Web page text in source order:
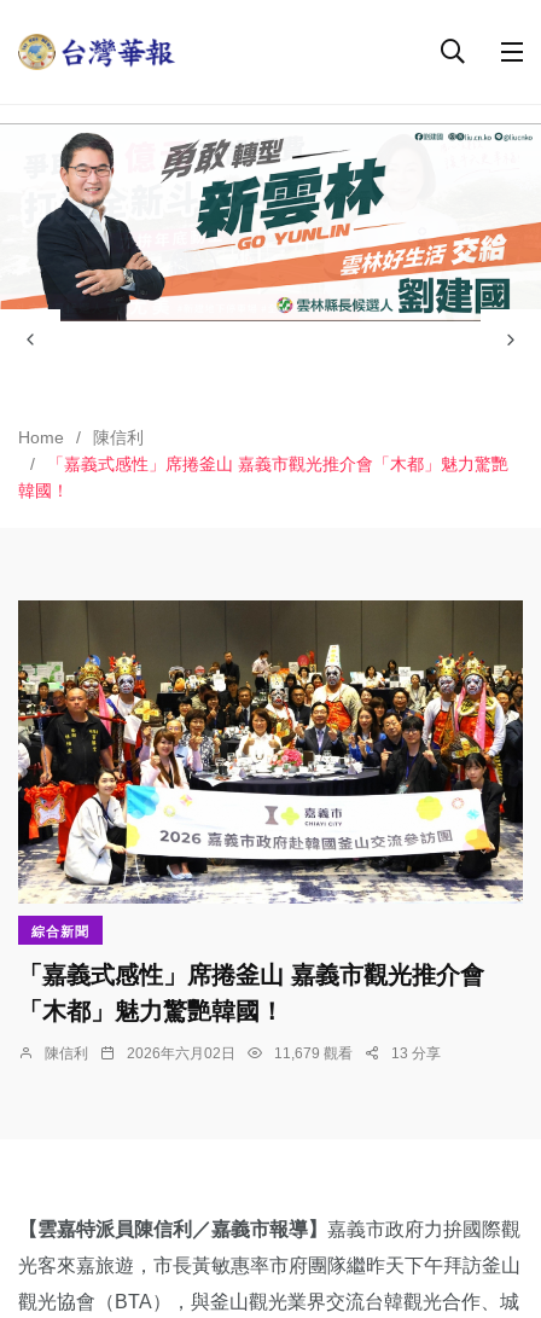
Home
陳信利
「嘉義式感性」席捲釜山 嘉義市觀光推介會「木都」魅力驚艷
韓國！
綜合新聞
「嘉義式感性」席捲釜山 嘉義市觀光推介會
「木都」魅力驚艷韓國！
陳信利 2026年六月02日 11,679 觀看 13 分享
【雲嘉特派員陳信利／嘉義市報導】 嘉義市政府力拚國際觀
光客來嘉旅遊，市長黃敏惠率市府團隊繼昨天下午拜訪釜山
觀光協會（BTA），與釜山觀光業界交流台韓觀光合作、城